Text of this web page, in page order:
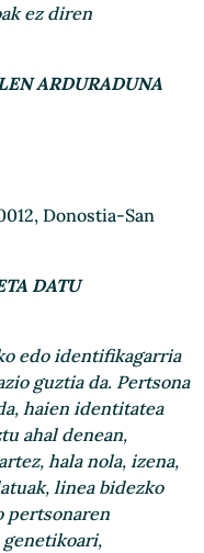
ez diren
ARDURADUNA
Donostia-San
DATU
edo identifikagarria
guztia da. Pertsona
haien identitatea
ahal denean,
hala nola, izena,
linea bidezko
pertsonaren